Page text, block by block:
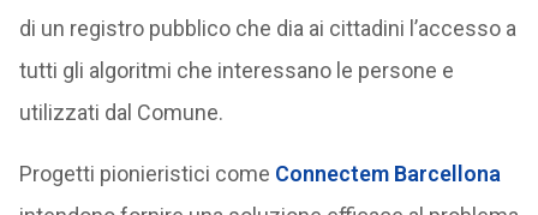
di un registro pubblico che dia ai cittadini l’accesso a
tutti gli algoritmi che interessano le persone e
utilizzati dal Comune.
Progetti pionieristici come Connectem Barcellona